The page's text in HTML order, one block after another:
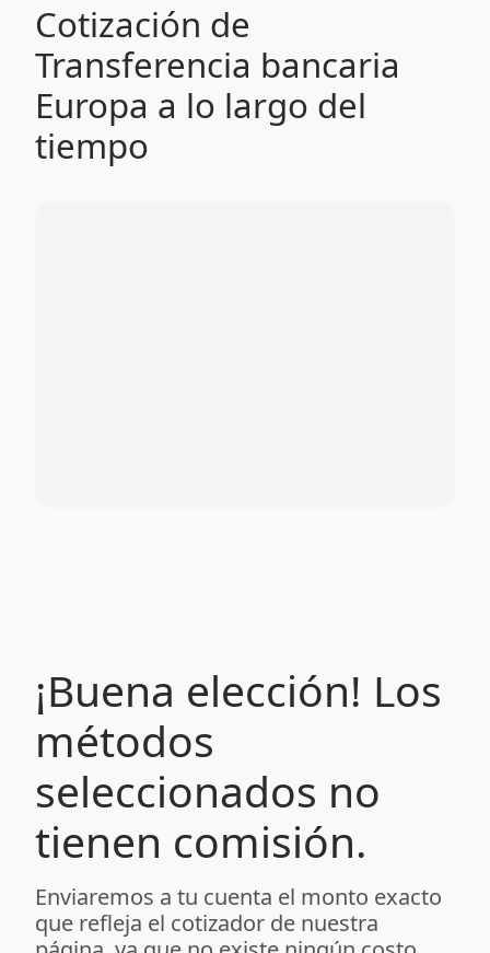
Cotización de
Transferencia bancaria
Europa a lo largo del
tiempo
¡Buena elección! Los
métodos
seleccionados no
tienen comisión.
Enviaremos a tu cuenta el monto exacto
que refleja el cotizador de nuestra